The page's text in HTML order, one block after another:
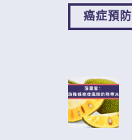
癌症預防